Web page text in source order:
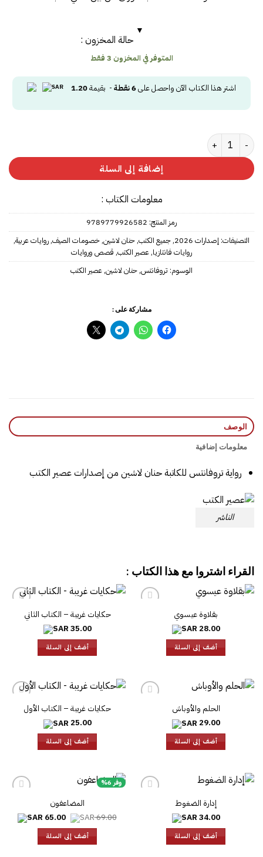
حالة المخزون :
المتوفر في المخزون 3 فقط
اشتر هذا الكتاب الآن واحصل على6نقطة - بقيمة1.20
كمية تروفانتس
إضافة إلى السلة
معلومات الكتاب :
رمز المنتج: 9789779926582
التصنيفات: إصدارات 2026 ,جميع الكتب,حنان لاشين,خصومات الصيف,روايات عربية,
روايات فانتازيا,عصير الكتب, قصص وروايات
الوسوم: تروفانتس,حنان لاشين,عصير الكتب
مشاركة على :
الوصف
معلومات إضافية
رواية تروفانتس للكاتبة حنان لاشين من إصدارات عصير الكتب
الناشر
القراء اشتروا مع هذا الكتاب :
بقلاوة عيسوي
28.00
أضف إلى السلة
حكايات غريبة – الكتاب الثاني
35.00
أضف إلى السلة
الحلم والأوباش
29.00
أضف إلى السلة
حكايات غريبة – الكتاب الأول
25.00
أضف إلى السلة
إدارة الضغوط
34.00
أضف إلى السلة
وفر 6%
المضاعفون
69.00
السعر
الأصلي
هو:
69.00.
65.00 السعر
الحالي
أضف إلى السلة